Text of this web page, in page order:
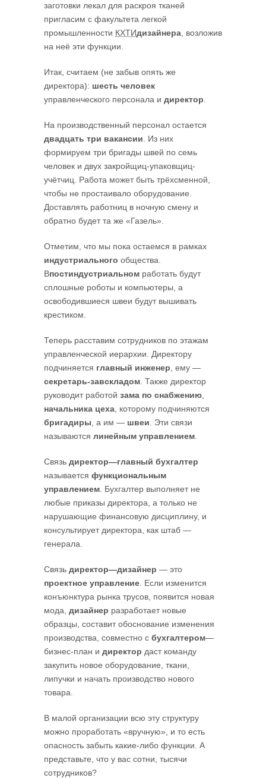
заготовки лекал для раскроя тканей
пригласим с факультета легкой
промышленности КХТИдизайнера , возложив
на неё эти функции.
Итак, считаем (не забыв опять же
директора): шесть человек
управленческого персонала и директор
На производственный персонал остается
двадцать три вакансии . Из них
формируем три бригады швей по семь
человек и двух закройщиц-упаковщиц-
учётчиц. Работа может быть трёхсменной,
чтобы не простаивало оборудование.
Доставлять работниц в ночную смену и
обратно будет та же «Газель».
Отметим, что мы пока остаемся в рамках
индустриального общества.
Впостиндустриальном работать будут
сплошные роботы и компьютеры, а
освободившиеся швеи будут вышивать
крестиком.
Теперь расставим сотрудников по этажам
управленческой иерархии. Директору
подчиняется главный инженер , ему —
секретарь-завскладом . Также директор
руководит работой зама по снабжению
начальника цеха , которому подчиняются
бригадиры , а им — швеи . Эти связи
называются линейным управлением
Связь директор—главный бухгалтер
называется функциональным
управлением . Бухгалтер выполняет не
любые приказы директора, а только не
нарушающие финансовую дисциплину, и
консультирует директора, как штаб —
генерала.
Связь директор—дизайнер — это
проектное управление . Если изменится
конъюнктура рынка трусов, появится новая
мода, дизайнер разработает новые
образцы, составит обоснование изменения
производства, совместно с бухгалтером—
бизнес-план и директор даст команду
закупить новое оборудование, ткани,
липучки и начать производство нового
товара.
В малой организации всю эту структуру
можно проработать «вручную», и то есть
опасность забыть какие-либо функции. А
представьте, что у вас сотни, тысячи
сотрудников?